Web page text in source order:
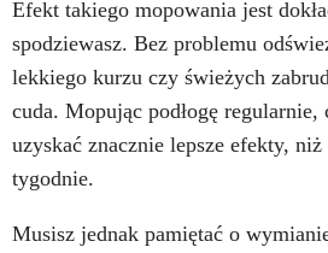
Efekt takiego mopowania jest
spodziewasz. Bez problemu
lekkiego kurzu czy świeżych
cuda. Mopując podłogę
uzyskać znacznie lepsze efekty,
tygodnie.
Musisz jednak pamiętać o